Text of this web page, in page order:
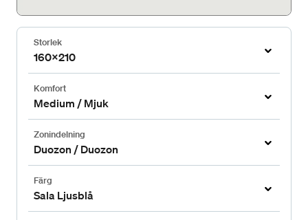
Storlek
160x210
Komfort
Medium / Mjuk
Zonindelning
Duozon / Duozon
Färg
Sala Ljusblå